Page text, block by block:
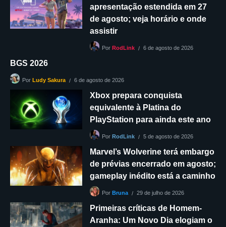
apresentação estendida em 27
de agosto; veja horário e onde
assistir
Por RodLink 6 de agosto de 2026
BGS 2026
Por Ludy Sakura 6 de agosto de 2026
Xbox prepara conquista
equivalente à Platina do
PlayStation para ainda este ano
Por RodLink 5 de agosto de 2026
Marvel’s Wolverine terá embargo
de prévias encerrado em agosto;
gameplay inédito está a caminho
Por Bruna 29 de julho de 2026
Primeiras críticas de Homem-
Aranha: Um Novo Dia elogiam o